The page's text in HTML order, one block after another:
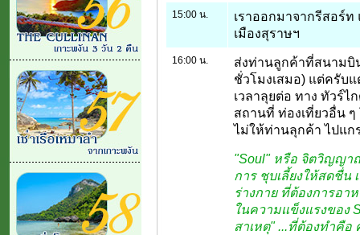
15:00 น.
เราออกมาจากรีสอร์
เมืองสุราษฯ
16:00 น.
ส่งท่านลูกค้าที่สนามบิ
ชั่วโมงเสมอ) แต่ครับ
เวลาลุยต่อ ทาง ทัวร์ไ
สถานที่ ท่องเที่ยวอื่น ๆ
ไม่ให้ท่านลุกค้า ไปแก
"Soul" หรือ จิตวิญญา
การ ชุบเลี้ยงให้สดชื่น
ร่างกาย ที่ต้องการอา
ในความแข็งแรงของ
สาเหตุ" ...ที่ต้องทำคือ